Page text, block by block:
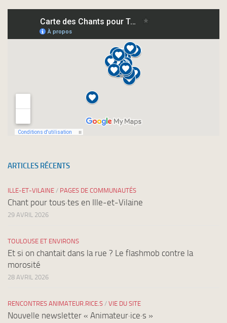
newsletters
ARTICLES RÉCENTS
ILLE-ET-VILAINE / PAGES DE COMMUNAUTÉS
Chant pour tous·tes en Ille-et-Vilaine
29 AVRIL 2026
TOULOUSE ET ENVIRONS
Et si on chantait dans la rue ? Le flashmob contre la
morosité
28 AVRIL 2026
RENCONTRES ANIMATEUR.RICE.S / VIE DU SITE
Nouvelle newsletter « Animateur·ice·s »